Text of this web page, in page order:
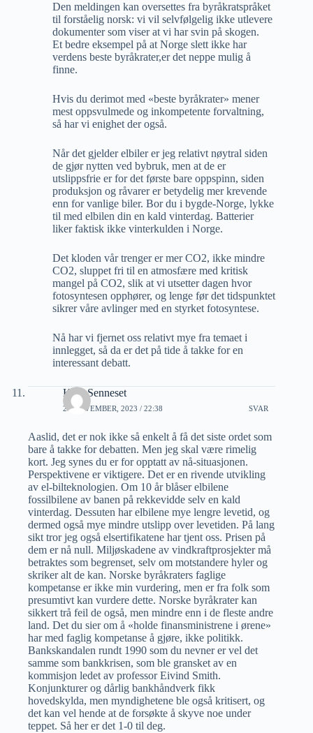
Den meldingen kan oversettes fra byråkratspråket
til forståelig norsk: vi vil selvfølgelig ikke utlevere
dokumenter som viser at vi har svin på skogen.
Et bedre eksempel på at Norge slett ikke har
verdens beste byråkrater,er det neppe mulig å
finne.
Hvis du derimot med «beste byråkrater» mener
mest oppsvulmede og inkompetente forvaltning,
så har vi enighet der også.
Når det gjelder elbiler er jeg relativt nøytral siden
de gjør nytten ved bybruk, men at de er
utslippsfrie er for det første bare oppspinn, siden
produksjon og råvarer er betydelig mer krevende
enn for vanlige biler. Bor du i bygde-Norge, lykke
til med elbilen din en kald vinterdag. Batterier
liker faktisk ikke vinterkulden i Norge.
Det kloden vår trenger er mer CO2, ikke mindre
CO2, sluppet fri til en atmosfære med kritisk
mangel på CO2, slik at vi utsetter dagen hvor
fotosyntesen opphører, og lenge før det tidspunktet
sikrer våre avlinger med en styrket fotosyntese.
Nå har vi fjernet oss relativt mye fra temaet i
innlegget, så da er det på tide å takke for en
interessant debatt.
Kjell Senneset
27 NOVEMBER, 2023 / 22:38 SVAR
Aaslid, det er nok ikke så enkelt å få det siste ordet som
bare å takke for debatten. Men jeg skal være rimelig
kort. Jeg synes du er for opptatt av nå-situasjonen.
Perspektivene er viktigere. Det er en rivende utvikling
av el-bilteknologien. Om 10 år blåser elbilene
fossilbilene av banen på rekkevidde selv en kald
vinterdag. Dessuten har elbilene mye lengre levetid, og
dermed også mye mindre utslipp over levetiden. På lang
sikt tror jeg også elsertifikatene har tjent oss. Prisen på
dem er nå null. Miljøskadene av vindkraftprosjekter må
betraktes som begrenset, selv om motstandere hyler og
skriker alt de kan. Norske byråkraters faglige
kompetanse er ikke min vurdering, men er fra folk som
presumtivt kan vurdere dette. Norske byråkrater kan
sikkert trå feil de også, men mindre enn i de fleste andre
land. Det du sier om å «holde finansministrene i ørene»
har med faglig kompetanse å gjøre, ikke politikk.
Bankskandalen rundt 1990 som du nevner er vel det
samme som bankkrisen, som ble gransket av en
kommisjon ledet av professor Eivind Smith.
Konjunkturer og dårlig bankhåndverk fikk
hovedskylda, men myndighetene ble også kritisert, og
det kan vel hende at de forsøkte å skyve noe under
teppet. Så her er det 1-0 til deg.